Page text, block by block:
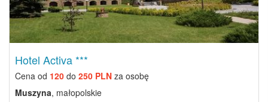
Hotel Activa ***
Cena od 120 do 250 PLN za osobę
Muszyna, małopolskie